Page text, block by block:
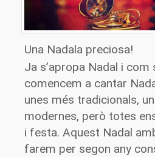
Una Nadala preciosa!
Ja s’apropa Nadal i
comencem a cantar
unes més tradicionals,
modernes, però totes
i festa. Aquest Nadal
farem per segon any